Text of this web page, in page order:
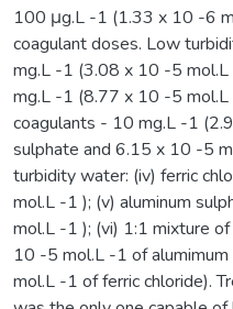
100 μg.L -1 (1.33 x 10 -6
coagulant doses. Low
mg.L -1 (3.08 x 10 -5 mol.L
mg.L -1 (8.77 x 10 -5 mol.L
coagulants - 10 mg.L -1
sulphate and 6.15 x 10 -5
turbidity water: (iv) ferric
mol.L -1 ); (v) aluminum
mol.L -1 ); (vi) 1:1 mixture
10 -5 mol.L -1 of
mol.L -1 of ferric chloride).